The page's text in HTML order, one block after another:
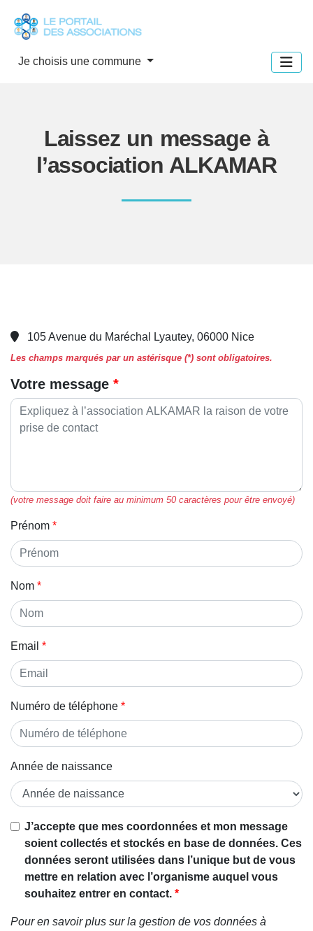
Je choisis une commune
Laissez un message à
l’association ALKAMAR
105 Avenue du Maréchal Lyautey, 06000 Nice
Les champs marqués par un astérisque (*) sont obligatoires.
Votre message
(votre message doit faire au minimum 50 caractères pour être envoyé)
Prénom
Nom
Email
Numéro de téléphone
Année de naissance
J’accepte que mes coordonnées et mon message
soient collectés et stockés en base de données. Ces
données seront utilisées dans l’unique but de vous
mettre en relation avec l’organisme auquel vous
souhaitez entrer en contact.
Pour en savoir plus sur la gestion de vos données à